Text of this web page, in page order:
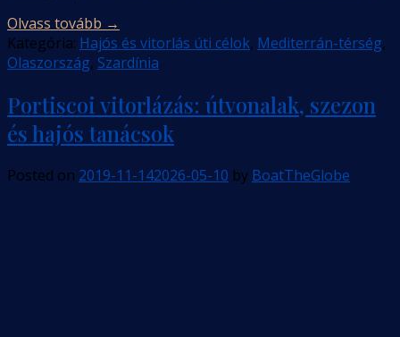
Olvass tovább →
Kategória: Hajós és vitorlás úti célok, Mediterrán-térség,
Olaszország, Szardínia
Portiscoi vitorlázás: útvonalak, szezon
és hajós tanácsok
Posted on 2019-11-142026-05-10 by BoatTheGlobe